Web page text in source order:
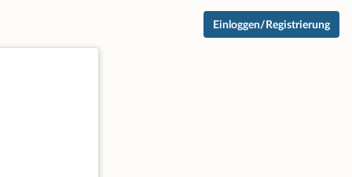
Einloggen/Registrierung